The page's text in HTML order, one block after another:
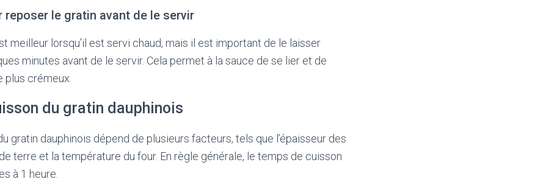
reposer le gratin avant de le servir
meilleur lorsqu’il est servi chaud, mais il est important de le laisser
minutes avant de le servir. Cela permet à la sauce de se lier et de
plus crémeux.
du gratin dauphinois
gratin dauphinois dépend de plusieurs facteurs, tels que l’épaisseur des
terre et la température du four. En règle générale, le temps de cuisson
à 1 heure.